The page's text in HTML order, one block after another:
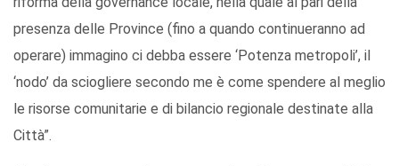
presenza delle Province (fino a quando continueranno ad
operare) immagino ci debba essere ‘Potenza metropoli’, il
‘nodo’ da sciogliere secondo me è come spendere al meglio
le risorse comunitarie e di bilancio regionale destinate alla
Città”.